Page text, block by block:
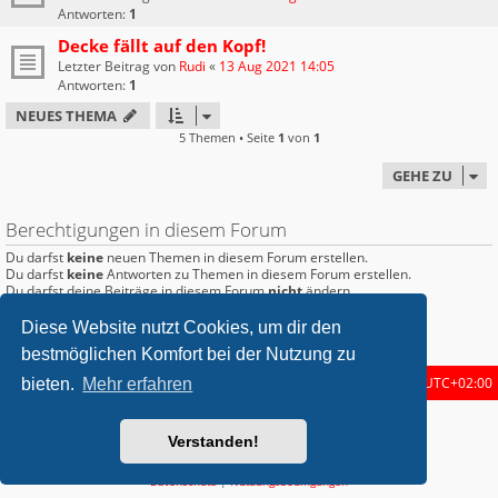
Diese Website nutzt Cookies, um dir den
bestmöglichen Komfort bei der Nutzung zu
bieten. Mehr erfahren
Verstanden!
Antworten: 1
Decke fällt auf den Kopf!
Letzter Beitrag von Rudi « 13 Aug 2021 14:05
Antworten: 1
NEUES THEMA
5 Themen • Seite 1 von 1
GEHE ZU
Berechtigungen in diesem Forum
Du darfst keine neuen Themen in diesem Forum erstellen.
Du darfst keineAntworten zu Themen in diesem Forum erstellen.
Du darfst deine Beiträge in diesem Forumnichtändern.
Du darfstkeineDateianhänge in diesem Forum erstellen.
Startseite Foren-Übersicht UTC+02:00
metrolike style byEric SeguinUpdated for phpBB3.2 by
Powered byphpBB® Forum Software © phpBB Limited
Deutsche Übersetzung durchphpBB.de
Datenschutz|Nutzungsbedingungen